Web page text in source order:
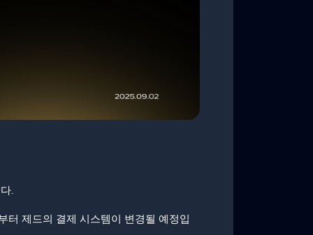
.
제드의 결제 시스템이 변경될 예정입